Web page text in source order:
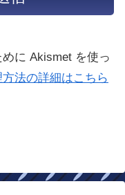
に Akismet を使っ
法の詳細はこちら